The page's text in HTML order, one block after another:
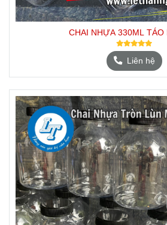
CHAI NHỰA 330ML TÁO
Liên hệ